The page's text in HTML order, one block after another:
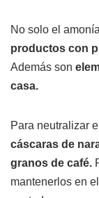
No solo el
productos con
Además son
casa.
Para neutralizar
cáscaras de
granos de café.
mantenerlos en